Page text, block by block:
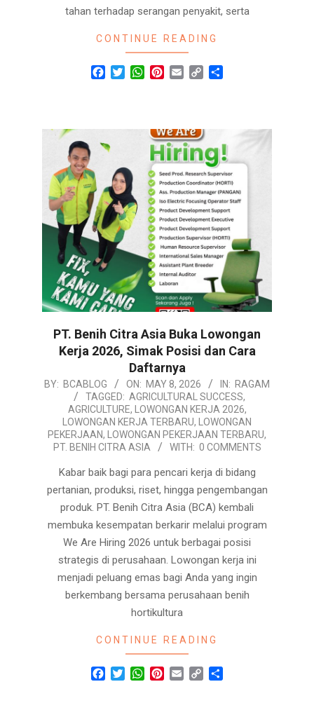
tahan terhadap serangan penyakit, serta
CONTINUE READING
Facebook
TwitterWhatsApp
Pinterest
Email Copy
PT. Benih Citra Asia Buka Lowongan
Kerja 2026, Simak Posisi dan Cara
Daftarnya
2026-
BY: BCABLOG ON: MAY 8, 2026 IN: RAGAM
TAGGED: AGRICULTURAL SUCCESS,
AGRICULTURE, LOWONGAN KERJA 2026,
LOWONGAN KERJA TERBARU, LOWONGAN
PEKERJAAN, LOWONGAN PEKERJAAN TERBARU,
PT. BENIH CITRA ASIA
WITH: 0 COMMENTS
Kabar baik bagi para pencari kerja di bidang
pertanian, produksi, riset, hingga pengembangan
produk. PT. Benih Citra Asia (BCA) kembali
membuka kesempatan berkarir melalui program
We Are Hiring 2026 untuk berbagai posisi
strategis di perusahaan. Lowongan kerja ini
menjadi peluang emas bagi Anda yang ingin
berkembang bersama perusahaan benih
hortikultura
CONTINUE READING
Facebook
TwitterWhatsApp
Pinterest
Email Copy